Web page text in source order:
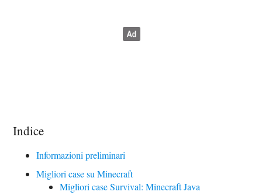
Indice
Informazioni preliminari
Migliori case su Minecraft
Migliori case Survival: Minecraft Java